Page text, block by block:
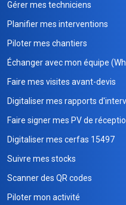
Gérer mes techniciens
Planifier mes interventions
Piloter mes chantiers
Échanger avec mon équipe
Faire mes visites avant-devis
Digitaliser mes rapports
Faire signer mes PV de
Digitaliser mes cerfas 15497
Suivre mes stocks
Scanner des QR codes
Piloter mon activité